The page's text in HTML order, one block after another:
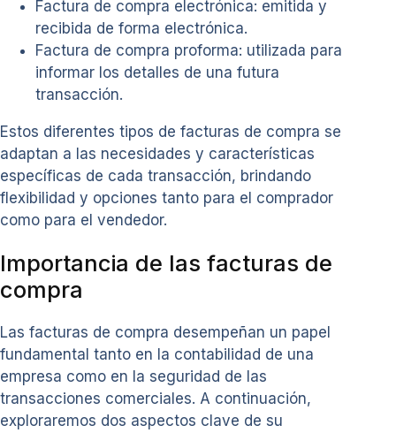
Factura de compra electrónica: emitida y
recibida de forma electrónica.
Factura de compra proforma: utilizada para
informar los detalles de una futura
transacción.
Estos diferentes tipos de facturas de compra se
adaptan a las necesidades y características
específicas de cada transacción, brindando
flexibilidad y opciones tanto para el comprador
como para el vendedor.
Importancia de las facturas de
compra
Las facturas de compra desempeñan un papel
fundamental tanto en la contabilidad de una
empresa como en la seguridad de las
transacciones comerciales. A continuación,
exploraremos dos aspectos clave de su